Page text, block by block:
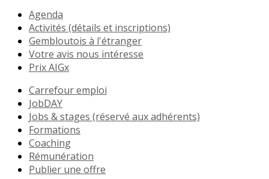
Agenda
Activités (détails et inscriptions)
Gembloutois à l'étranger
Votre avis nous intéresse
Prix AIGx
Carrefour emploi
JobDAY
Jobs & stages (réservé aux adhérents)
Formations
Coaching
Rémunération
Publier une offre